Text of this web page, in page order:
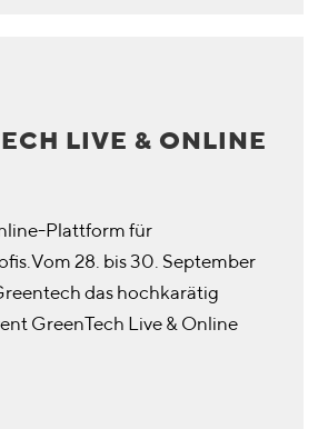
LIVE & ONLINE
Plattform für
28. bis 30. September
das hochkarätig
GreenTech Live & Online